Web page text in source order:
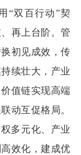
“双百行动”契
再上台阶。管
初见成效，传
续壮大，产业
值链实现高端
动互促格局。
多元化、产业
效化，建成优